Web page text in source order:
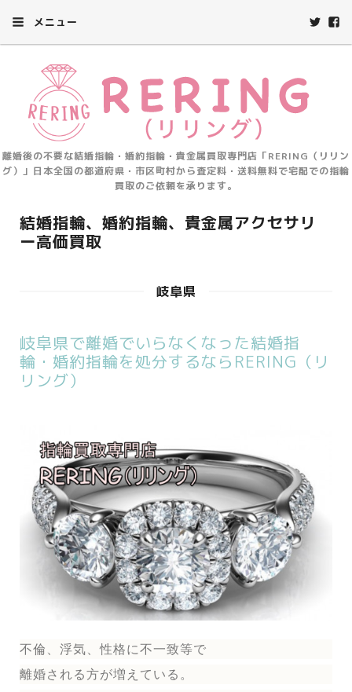
メニュー
離婚後の不要な結婚指輪・婚約指輪・貴金属買取専門店「RERING（リリン
グ）」日本全国の都道府県・市区町村から査定料・送料無料で宅配での指輪
買取のご依頼を承ります。
結婚指輪、婚約指輪、貴金属アクセサリ
ー高価買取
岐阜県
岐阜県で離婚でいらなくなった結婚指
輪・婚約指輪を処分するならRERING（リ
リング）
不倫、浮気、性格に不一致等で
離婚される方が増えている。